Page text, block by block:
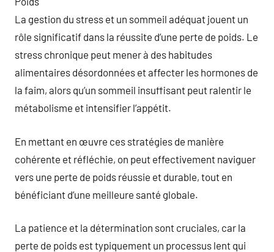
La gestion du stress et un sommeil adéquat jouent un
rôle significatif dans la réussite d’une perte de poids. Le
stress chronique peut mener à des habitudes
alimentaires désordonnées et affecter les hormones de
la faim, alors qu’un sommeil insuffisant peut ralentir le
métabolisme et intensifier l’appétit.
En mettant en œuvre ces stratégies de manière
cohérente et réfléchie, on peut effectivement naviguer
vers une perte de poids réussie et durable, tout en
bénéficiant d’une meilleure santé globale.
La patience et la détermination sont cruciales, car la
perte de poids est typiquement un processus lent qui